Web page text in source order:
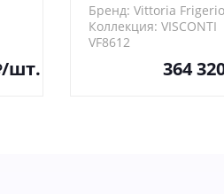
/шт.
Бренд: Vittoria Frigerio
Коллекция: VISCONTI
VF8612
364